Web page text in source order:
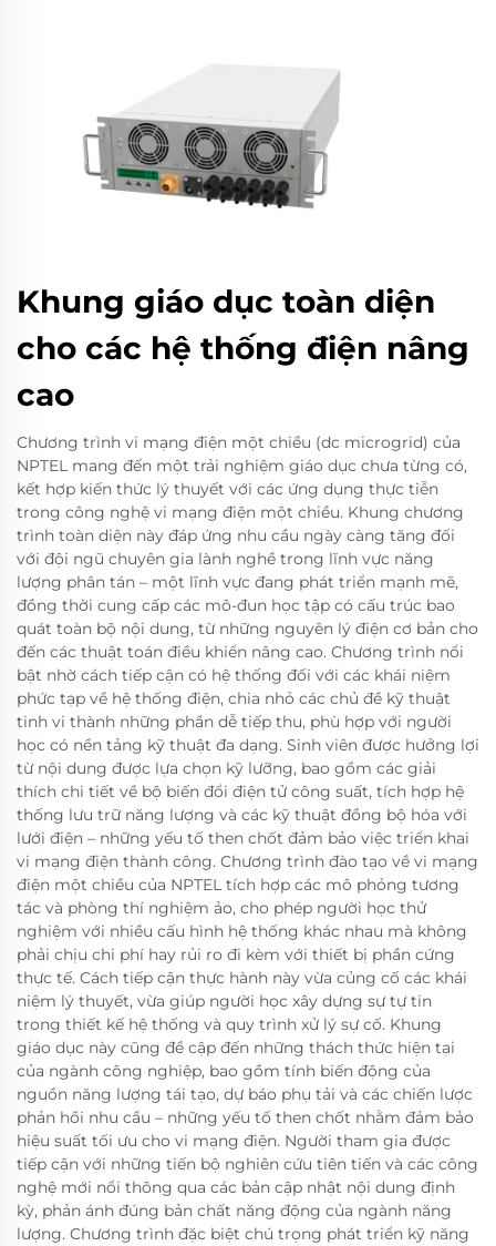
Khung giáo dục toàn diện
cho các hệ thống điện nâng
cao
Chương trình vi mạng điện một chiều (dc microgrid) của
NPTEL mang đến một trải nghiệm giáo dục chưa từng có,
kết hợp kiến thức lý thuyết với các ứng dụng thực tiễn
trong công nghệ vi mạng điện một chiều. Khung chương
trình toàn diện này đáp ứng nhu cầu ngày càng tăng đối
với đội ngũ chuyên gia lành nghề trong lĩnh vực năng
lượng phân tán – một lĩnh vực đang phát triển mạnh mẽ,
đồng thời cung cấp các mô-đun học tập có cấu trúc bao
quát toàn bộ nội dung, từ những nguyên lý điện cơ bản cho
đến các thuật toán điều khiển nâng cao. Chương trình nổi
bật nhờ cách tiếp cận có hệ thống đối với các khái niệm
phức tạp về hệ thống điện, chia nhỏ các chủ đề kỹ thuật
tinh vi thành những phần dễ tiếp thu, phù hợp với người
học có nền tảng kỹ thuật đa dạng. Sinh viên được hưởng lợi
từ nội dung được lựa chọn kỹ lưỡng, bao gồm các giải
thích chi tiết về bộ biến đổi điện tử công suất, tích hợp hệ
thống lưu trữ năng lượng và các kỹ thuật đồng bộ hóa với
lưới điện – những yếu tố then chốt đảm bảo việc triển khai
vi mạng điện thành công. Chương trình đào tạo về vi mạng
điện một chiều của NPTEL tích hợp các mô phỏng tương
tác và phòng thí nghiệm ảo, cho phép người học thử
nghiệm với nhiều cấu hình hệ thống khác nhau mà không
phải chịu chi phí hay rủi ro đi kèm với thiết bị phần cứng
thực tế. Cách tiếp cận thực hành này vừa củng cố các khái
niệm lý thuyết, vừa giúp người học xây dựng sự tự tin
trong thiết kế hệ thống và quy trình xử lý sự cố. Khung
giáo dục này cũng đề cập đến những thách thức hiện tại
của ngành công nghiệp, bao gồm tính biến động của
nguồn năng lượng tái tạo, dự báo phụ tải và các chiến lược
phản hồi nhu cầu – những yếu tố then chốt nhằm đảm bảo
hiệu suất tối ưu cho vi mạng điện. Người tham gia được
tiếp cận với những tiến bộ nghiên cứu tiên tiến và các công
nghệ mới nổi thông qua các bản cập nhật nội dung định
kỳ, phản ánh đúng bản chất năng động của ngành năng
lượng. Chương trình đặc biệt chú trọng phát triển kỹ năng